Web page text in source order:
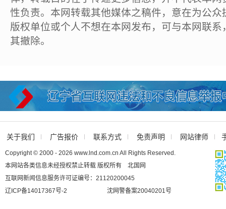
性负责。本网转载其他媒体之稿件，意在为公
版权单位或个人不想在本网发布，可与本网联
其撤除。
关于我们 广告报价 联系方式 免责声明 网站律师
Copyright © 2000 - 2026 www.lnd.com.cn All Rights Reserved.
本网站各类信息未经授权禁止转载 版权所有 北国网
互联网新闻信息服务许可证编号：21120200045
辽ICP备14017367号-2
沈网警备案20040201号